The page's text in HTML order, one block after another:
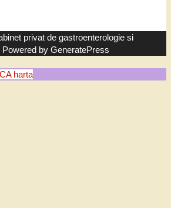
privat de gastroenterologie si
Powered by GeneratePress
harta